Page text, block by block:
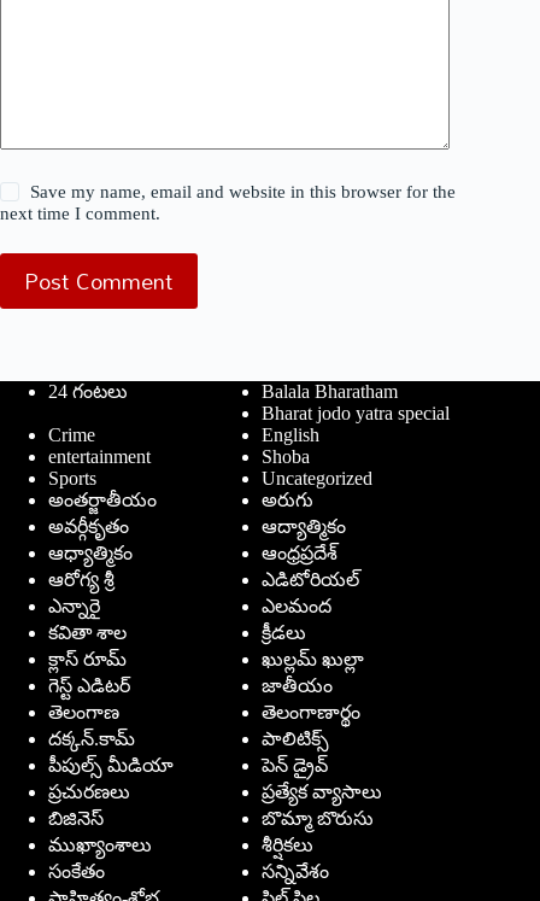
Save my name, email and website in this browser for the
next time I comment.
Post Comment
24 గంటలు
Balala Bharatham
Bharat jodo yatra special
Crime
English
entertainment
Shoba
Sports
Uncategorized
అంతర్జాతీయం
అరుగు
అవర్గీకృతం
ఆద్యాత్మికం
ఆధ్యాత్మికం
ఆంధ్రప్రదేశ్
ఆరోగ్య శ్రీ
ఎడిటోరియల్
ఎన్నారై
ఎలమంద
కవితా శాల
క్రీడలు
క్లాస్ రూమ్
ఖుల్లమ్ ఖుల్లా
గెస్ట్ ఎడిటర్
జాతీయం
తెలంగాణ
తెలంగాణార్థం
దక్కన్.కామ్
పాలిటిక్స్
పీపుల్స్ ‌మీడియా
పెన్ డ్రైవ్
ప్రచురణలు
ప్రత్యేక వ్యాసాలు
బిజినెస్
బొమ్మా బొరుసు
ముఖ్యాంశాలు
శీర్షికలు
సంకేతం
సన్నివేశం